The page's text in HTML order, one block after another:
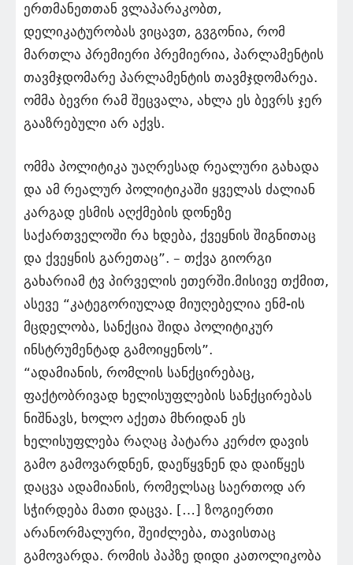
ერთმანეთთან ვლაპარაკობთ,
დელიკატურობას ვიცავთ, გვგონია, რომ
მართლა პრემიერი პრემიერია, პარლამენტის
თავმჯდომარე პარლამენტის თავმჯდომარეა.
ომმა ბევრი რამ შეცვალა, ახლა ეს ბევრს ჯერ
გააზრებული არ აქვს.
ომმა პოლიტიკა უაღრესად რეალური გახადა
და ამ რეალურ პოლიტიკაში ყველას ძალიან
კარგად ესმის აღქმების დონეზე
საქართველოში რა ხდება, ქვეყნის შიგნითაც
და ქვეყნის გარეთაც”. – თქვა გიორგი
გახარიამ ტვ პირველის ეთერში.მისივე თქმით,
ასევე “კატეგორიულად მიუღებელია ენმ-ის
მცდელობა, სანქცია შიდა პოლიტიკურ
ინსტრუმენტად გამოიყენოს”.
“ადამიანის, რომლის სანქცირებაც,
ფაქტობრივად ხელისუფლების სანქცირებას
ნიშნავს, ხოლო აქეთა მხრიდან ეს
ხელისუფლება რაღაც პატარა კერძო დავის
გამო გამოვარდნენ, დაეწყვნენ და დაიწყეს
დაცვა ადამიანის, რომელსაც საერთოდ არ
სჭირდება მათი დაცვა. […] ზოგიერთი
არანორმალური, შეიძლება, თავისთაც
გამოვარდა. რომის პაპზე დიდი კათოლიკობა